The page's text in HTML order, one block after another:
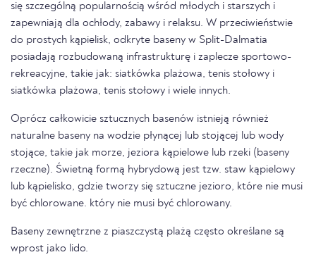
się szczególną popularnością wśród młodych i starszych i
zapewniają dla ochłody, zabawy i relaksu. W przeciwieństwie
do prostych kąpielisk, odkryte baseny w Split-Dalmatia
posiadają rozbudowaną infrastrukturę i zaplecze sportowo-
rekreacyjne, takie jak: siatkówka plażowa, tenis stołowy i
siatkówka plażowa, tenis stołowy i wiele innych.
Oprócz całkowicie sztucznych basenów istnieją również
naturalne baseny na wodzie płynącej lub stojącej lub wody
stojące, takie jak morze, jeziora kąpielowe lub rzeki (baseny
rzeczne). Świetną formą hybrydową jest tzw. staw kąpielowy
lub kąpielisko, gdzie tworzy się sztuczne jezioro, które nie musi
być chlorowane. który nie musi być chlorowany.
Baseny zewnętrzne z piaszczystą plażą często określane są
wprost jako lido.